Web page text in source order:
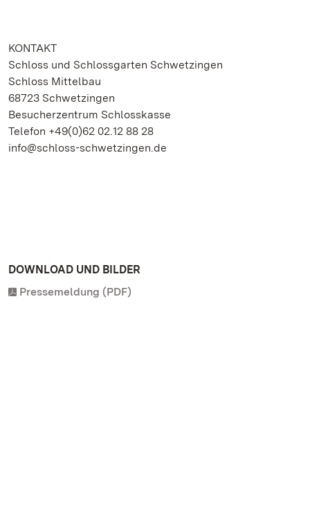
KONTAKT
Schloss und Schlossgarten Schwetzingen
Schloss Mittelbau
68723 Schwetzingen
Besucherzentrum Schlosskasse
Telefon +49(0)62 02.12 88 28
info@schloss-schwetzingen.de
DOWNLOAD UND BILDER
Pressemeldung (PDF)